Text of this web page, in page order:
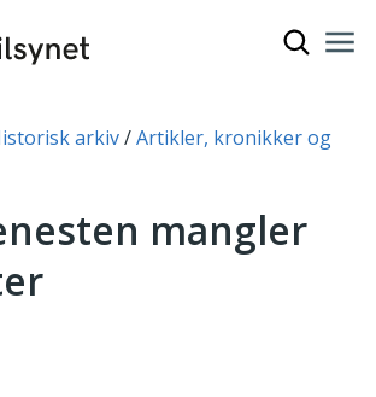
arkiv
Artikler, kronikker og
mangler